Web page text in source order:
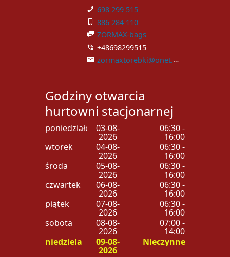
698 299 515
886 284 110
ZORMAX-bags
+48698299515
zormaxtorebki@onet.pl
Godziny otwarcia
hurtowni stacjonarnej
poniedziałek 03-08-
2026
06:30 -
16:00
wtorek
04-08-
2026
06:30 -
16:00
środa
05-08-
2026
06:30 -
16:00
czwartek
06-08-
2026
06:30 -
16:00
piątek
07-08-
2026
06:30 -
16:00
sobota
08-08-
2026
07:00 -
14:00
niedziela
09-08-
2026
Nieczynne